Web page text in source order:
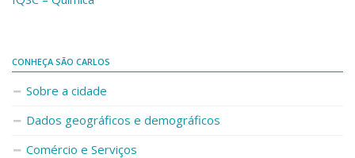
CONHEÇA SÃO CARLOS
Sobre a cidade
Dados geográficos e demográficos
Comércio e Serviços